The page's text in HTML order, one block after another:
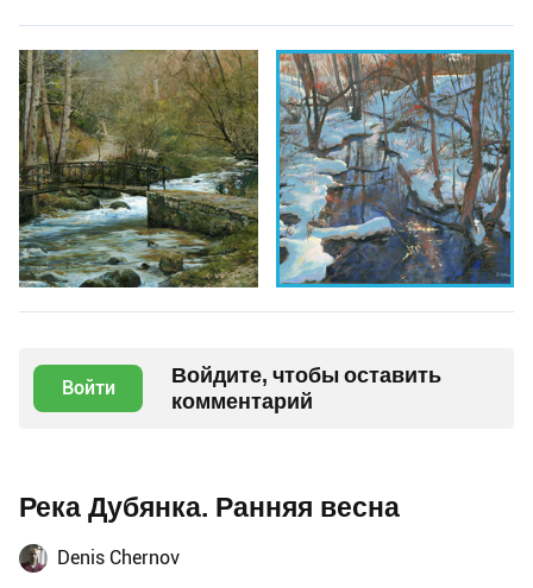
Войти
Войдите, чтобы оставить
комментарий
Река Дубянка. Ранняя весна
Denis Chernov